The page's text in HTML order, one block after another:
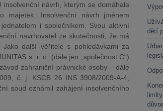
insolvenční návrh, kterým se domáhala
majetek. Insolvenční návrh jménem
i společníkem. Svou aktivní
navrhovatel ze skutečnosti, že má
další věřitele s pohledávkami za
s. r. o. (dále jen „společnost C“)
zahraniční právnické osoby – dále
č. j. KSCB 26 INS 3908/2009-A-4,
soud oznámil zahájení insolvenčního
dětí